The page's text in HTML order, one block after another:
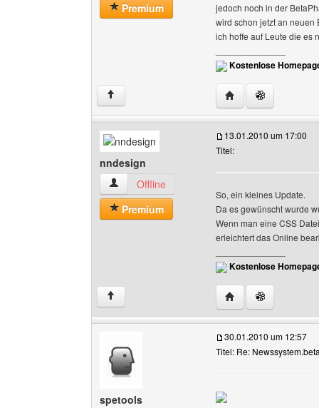
Premium
jedoch noch in der
wird schon jetzt an neuen
ich hoffe auf Leute die es
Kostenlose
↑ Website dieses
nndesign
nndesign Benutzer-Profile anzeigen
Offline
Premium
13.01.2010 um 17:00
Titel:
So, ein kleines Update.
Da es gewünscht wurde
Wenn man eine CSS
erleichtert das Online
Kostenlose
↑ Website dieses
spetools
30.01.2010 um 12:57
Titel: Re: